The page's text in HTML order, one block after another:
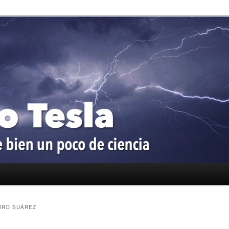
de ciencia
SUÁREZ